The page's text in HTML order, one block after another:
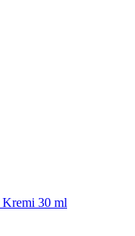
Kremi 30 ml